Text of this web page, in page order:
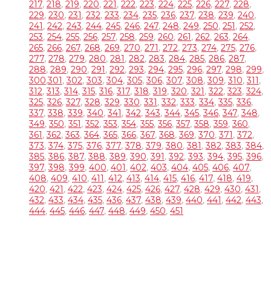
217, 218, 219, 220, 221, 222, 223, 224, 225, 226, 227, 228,
229, 230, 231, 232, 233, 234, 235, 236, 237, 238, 239, 240,
241, 242, 243, 244, 245, 246, 247, 248, 249, 250, 251, 252,
253, 254, 255, 256, 257, 258, 259, 260, 261, 262, 263, 264,
265, 266, 267, 268, 269, 270, 271, 272, 273, 274, 275, 276,
277, 278, 279, 280, 281, 282, 283, 284, 285, 286, 287,
288, 289, 290, 291, 292, 293, 294, 295, 296, 297, 298, 299,
300,301,302,303,304,305,306,307,308,309,310,311,
312,313,314,315,316,317,318,319,320,321,322,323,324,
325,326,327,328,329,330,331,332,333,334,335,336,
337,338,339,340,341,342,343,344,345,346,347,348,
349,350,351,352,353,354,355,356,357,358,359,360,
361,362,363,364,365,366,367,368,369,370,371,372,
373,374,375,376,377,378,379,380,381,382,383,384,
385,386,387,388,389,390,391,392,393,394,395,396,
397,398,399, 400, 401, 402, 403, 404, 405, 406, 407,
408, 409, 410, 411, 412, 413, 414, 415, 416, 417, 418, 419,
420, 421, 422, 423, 424, 425, 426, 427, 428, 429, 430, 431,
432, 433, 434, 435, 436, 437, 438, 439, 440, 441, 442, 443,
444, 445, 446, 447, 448, 449, 450, 451